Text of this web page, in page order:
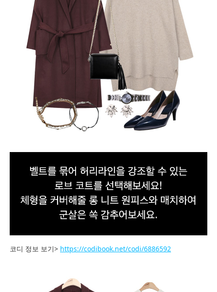
코디 정보 보기> https://codibook.net/codi/6886592